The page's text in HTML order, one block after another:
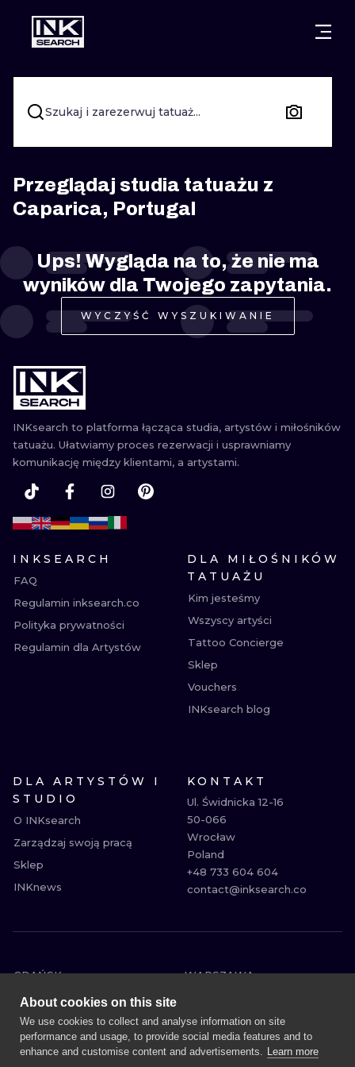
MIASTA GDAŃSK
WARSZAWA POZNAŃ
KRAKÓW KATOWICE
WROCŁAW ŁÓDŹ
BERLIN WIEDEŃ
AMSTERDAM EDYNBURG
PRAGA LONDYN
STYLE
KALIGRAFIA
NEW
TRIBAL
RYCINOWE
Szukaj i zarezerwuj tatuaż...
Przeglądaj studia tatuażu z
Caparica, Portugal
Ups! Wygląda na to, że nie ma
wyników dla Twojego zapytania.
WYCZYŚĆ WYSZUKIWANIE
INKsearch to platforma łącząca studia, artystów i miłośników
tatuażu. Ułatwiamy proces rezerwacji i usprawniamy
komunikację między klientami, a artystami.
INKSEARCH
FAQ
Regulamin inksearch.co
Polityka prywatności
Regulamin dla Artystów
DLA MIŁOŚNIKÓW
TATUAŻU
Kim jesteśmy
Wszyscy artyści
Tattoo Concierge
Sklep
Vouchers
INKsearch blog
DLA ARTYSTÓW I
STUDIO
O INKsearch
Zarządzaj swoją pracą
Sklep
INKnews
KONTAKT
Ul. Świdnicka 12-16
50-066
Wrocław
Poland
+48 733 604 604
contact@inksearch.co
GDAŃSK
WARSZAWA
POZNAŃ
KATOWICE
WROCŁAW
ŁÓDŹ
BERLIN
About cookies on this site
We use cookies to collect and analyse information on site
performance and usage, to provide social media features and to
enhance and customise content and advertisements. Learn more